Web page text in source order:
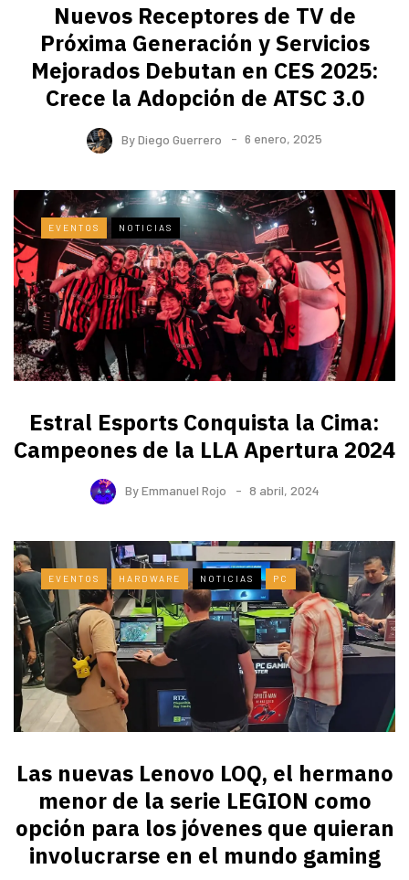
Nuevos Receptores de TV de
Próxima Generación y Servicios
Mejorados Debutan en CES 2025:
Crece la Adopción de ATSC 3.0
ByDiego Guerrero 6 enero, 2025
EVENTOS NOTICIAS
Estral Esports Conquista la Cima:
Campeones de la LLA Apertura 2024
ByEmmanuel Rojo 8 abril, 2024
EVENTOS HARDWARE NOTICIAS PC
Las nuevas Lenovo LOQ, el hermano
menor de la serie LEGION como
opción para los jóvenes que quieran
involucrarse en el mundo gaming